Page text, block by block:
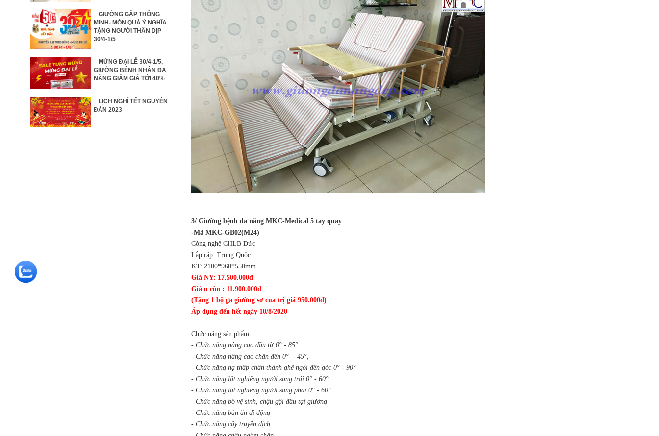
GIƯỜNG GẤP THÔNG
MINH- MÓN QUÀ Ý NGHĨA
TẶNG NGƯỜI THÂN DỊP
30/4-1/5
MỪNG ĐẠI LỄ 30/4-1/5,
GIƯỜNG BỆNH NHÂN ĐA
NĂNG GIẢM GIÁ TỚI 40%
LỊCH NGHỈ TẾT NGUYÊN
ĐÁN 2023
3/ Giường bệnh đa năng MKC-Medical 5 tay quay
-Mã MKC-GB02(M24)
Công nghệ CHLB Đức
Lắp ráp: Trung Quốc
KT: 2100*960*550mm
Giá NY: 17.500.000đ
Giảm còn : 11.900.000đ
(Tặng 1 bộ ga giường sơ cua trị giá 950.000đ)
Áp dụng đến hết ngày 10/8/2020
Chức năng sản phẩm
- Chức năng nâng cao đầu từ 0° - 85°.
- Chức năng nâng cao chân đến 0° - 45°,
- Chức năng hạ thấp chân thành ghế ngồi đến góc 0° - 90°
- Chức năng lật nghiêng người sang trái 0° - 60°.
- Chức năng lật nghiêng người sang phải 0° - 60°.
- Chức năng bô vệ sinh, chậu gội đầu tại giường
- Chức năng bàn ăn di động
- Chức năng cây truyền dịch